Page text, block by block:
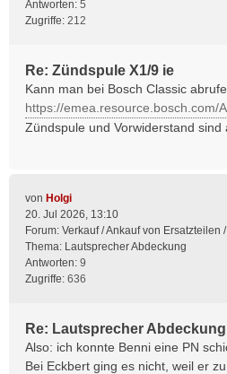
Antworten: 5
Zugriffe: 212
Re: Zündspule X1/9 ie
Kann man bei Bosch Classic
https://emea.resource.bosch.com/
Zündspule und Vorwiderstand
von Holgi
20. Jul 2026, 13:10
Forum: Verkauf / Ankauf von Ersatzteilen
Thema: Lautsprecher Abdeckung
Antworten: 9
Zugriffe: 636
Re: Lautsprecher Abdeckung
Also: ich konnte Benni eine PN
Bei Eckbert ging es nicht, weil er